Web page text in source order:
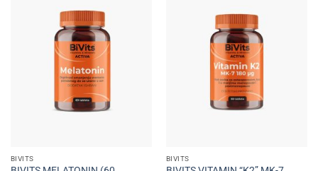
BIVITS BIVITS